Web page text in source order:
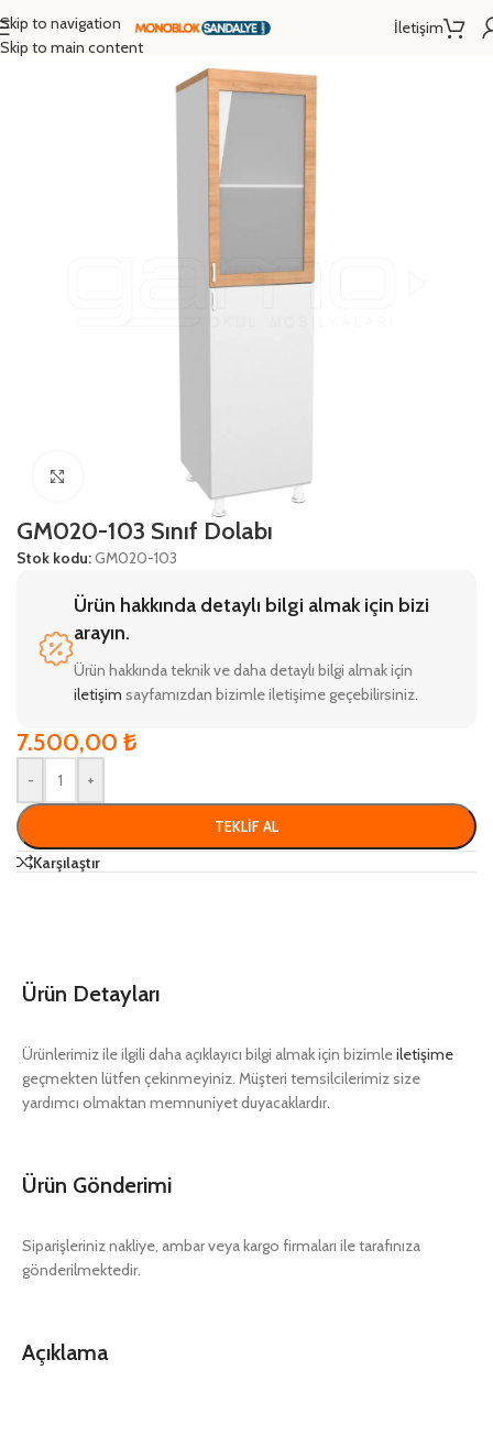
Skip to navigation
Skip to main content
İletişim
Ana Sayfa /Mobilyalar
GM020-103 Sınıf Dolabı
Stok kodu:GM020-103
Ürün hakkında detaylı bilgi almak için bizi
arayın.
Ürün hakkında teknik ve daha detaylı bilgi almak için
iletişim sayfamızdan bizimle iletişime geçebilirsiniz.
7.500,00 ₺
- +
TEKLIF AL
Karşılaştır
Ürün Detayları
Ürünlerimiz ile ilgili daha açıklayıcı bilgi almak için bizimleiletişime
geçmekten lütfen çekinmeyiniz. Müşteri temsilcilerimiz size
yardımcı olmaktan memnuniyet duyacaklardır.
Ürün Gönderimi
Siparişleriniz nakliye, ambar veya kargo firmaları ile tarafınıza
gönderilmektedir.
Açıklama